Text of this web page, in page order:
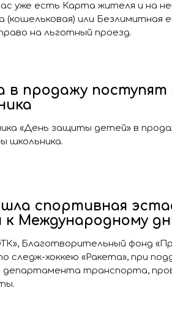
уже есть Карта жителя и на
или Безлимитная
на льготный проезд.
в продажу
«День защиты детей» в
школьника.
спортивная
к Международному
Благотворительный фонд
следж-хоккею «Ракета», при
департамента транспорта,